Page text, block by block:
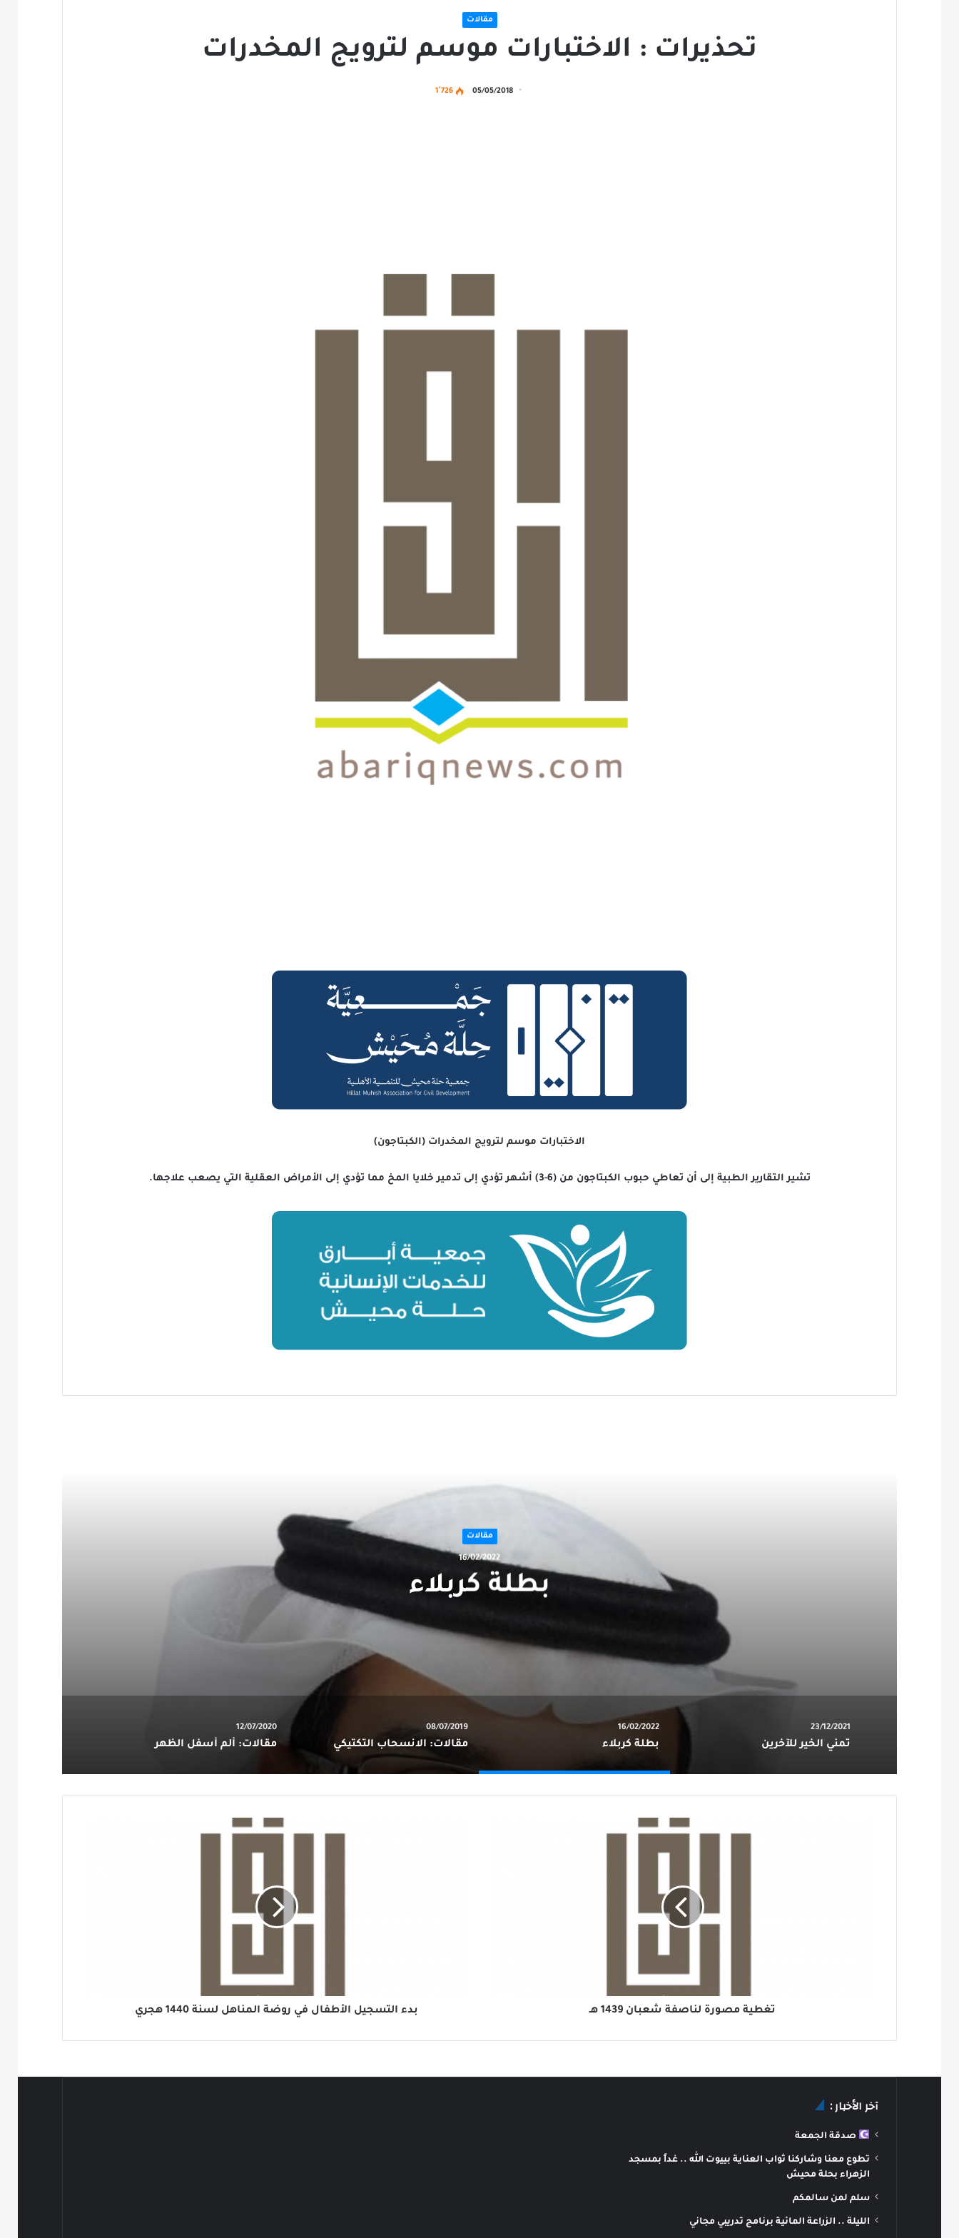
مقالات
تحذيرات : الاختبارات موسم لترويج المخدرات
05/05/2018 1٬726
الاختبارات موسم لترويج المخدرات (الكبتاجون)
تشير التقارير الطبية إلى أن تعاطي حبوب الكبتاجون من (6-3) أشهر تؤدي إلى تدمير خلايا المخ مما تؤدي إلى الأمراض العقلية التي يصعب علاجها.
مقالات
16/02/2022
بطلة كربلاء
23/12/2021
تمني الخير للآخرين
16/02/2022
بطلة كربلاء
08/07/2019
مقالات: الانسحاب التكتيكي
12/07/2020
مقالات: ألم أسفل الظهر
تغطية مصورة لناصفة شعبان 1439 هـ بدء التسجيل الأطفال في روضة المناهل لسنة 1440 هجري
آخر الأخبار :
صدقة الجمعة
تطوع معنا وشاركنا ثواب العناية بييوت الله .. غداً بمسجد
الزهراء بحلة محيش
سلم لمن سالمكم
الليلة .. الزراعة المائية برنامج تدريبي مجاني